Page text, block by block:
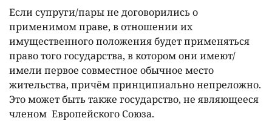
Если супруги/пары не договорились о
применимом праве, в отношении их
имущественного положения будет применяться
право того государства, в котором они имеют/
имели первое совместное обычное место
жительства, причём принципиально непреложно.
Это может быть также государство, не являющееся
членом Европейского Союза.